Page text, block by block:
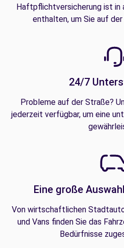
Haftpflichtversicherung ist in
enthalten, um Sie auf
24/7
Probleme auf der Straße?
jederzeit verfügbar, um eine
Eine große
Von wirtschaftlichen
und Vans finden Sie das
Bedürfnisse